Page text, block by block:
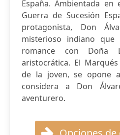
España. Ambientada
Guerra de Sucesión
protagonista, Don
misterioso indiano que
romance con Doña
aristocrática. El
de la joven, se opone
considera a Don
aventurero.